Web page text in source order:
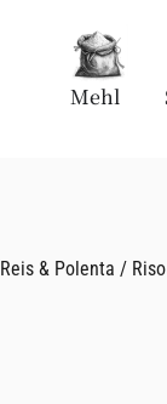
Mehl
Reis & Polenta /